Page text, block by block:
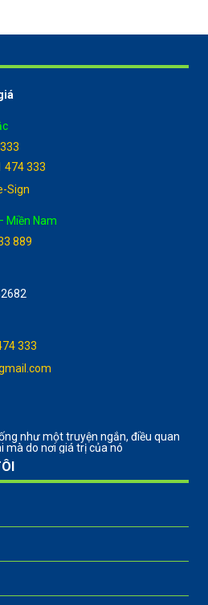
474 333
Sign
Miền Nam
889
333
như một truyện ngắn, điều quan
mà do nơi giá trị của nó